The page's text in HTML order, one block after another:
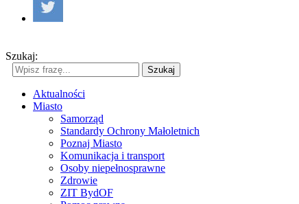
Szukaj:
Szukaj
Aktualności
Miasto
Samorząd
Standardy Ochrony Małoletnich
Poznaj Miasto
Komunikacja i transport
Osoby niepełnosprawne
Zdrowie
ZIT BydOF